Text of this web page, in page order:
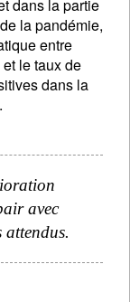
dans la partie
la pandémie,
entre
le taux de
dans la
avec
attendus.